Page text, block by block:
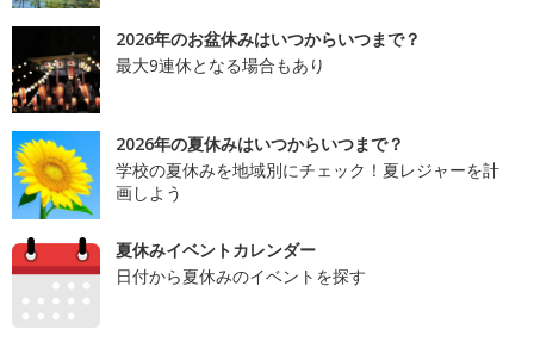
2026年のお盆休みはいつからいつまで？
最大9連休となる場合もあり
2026年の夏休みはいつからいつまで？
学校の夏休みを地域別にチェック！夏レジャーを計
画しよう
夏休みイベントカレンダー
日付から夏休みのイベントを探す